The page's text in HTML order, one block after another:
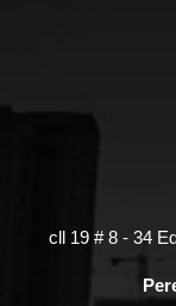
cll 19 # 8 - 34